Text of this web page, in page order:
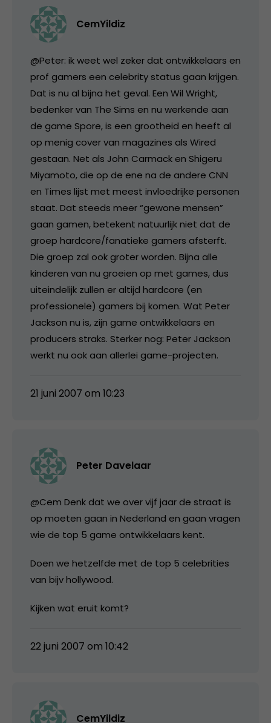
CemYildiz
@Peter: ik weet wel zeker dat ontwikkelaars en
prof gamers een celebrity status gaan krijgen.
Dat is nu al bijna het geval. Een Wil Wright,
bedenker van The Sims en nu werkende aan
de game Spore, is een grootheid en heeft al
op menig cover van magazines als Wired
gestaan. Net als John Carmack en Shigeru
Miyamoto, die op de ene na de andere CNN
en Times lijst met meest invloedrijke personen
staat. Dat steeds meer “gewone mensen”
gaan gamen, betekent natuurlijk niet dat de
groep hardcore/fanatieke gamers afsterft.
Die groep zal ook groter worden. Bijna alle
kinderen van nu groeien op met games, dus
uiteindelijk zullen er altijd hardcore (en
professionele) gamers bij komen. Wat Peter
Jackson nu is, zijn game ontwikkelaars en
producers straks. Sterker nog: Peter Jackson
werkt nu ook aan allerlei game-projecten.
21 juni 2007 om 10:23
Peter Davelaar
@Cem Denk dat we over vijf jaar de straat is
op moeten gaan in Nederland en gaan vragen
wie de top 5 game ontwikkelaars kent.
Doen we hetzelfde met de top 5 celebrities
van bijv hollywood.
Kijken wat eruit komt?
22 juni 2007 om 10:42
CemYildiz